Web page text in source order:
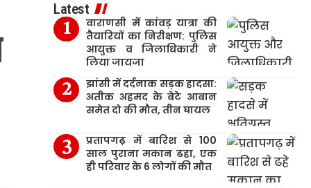
Latest
वाराणसी में कांवड़ यात्रा की
तैयारियों का निरीक्षण: पुलिस
आयुक्त व जिलाधिकारी ने
लिया जायजा
झांसी में दर्दनाक सड़क हादसा:
अतीक अहमद के बेटे आबान
समेत दो की मौत, तीन घायल
प्रतापगढ़ में बारिश से 100
साल पुराना मकान ढहा, एक
ही परिवार के 6 लोगों की मौत